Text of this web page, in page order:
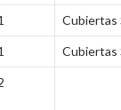
Cubiertas
Cubiertas